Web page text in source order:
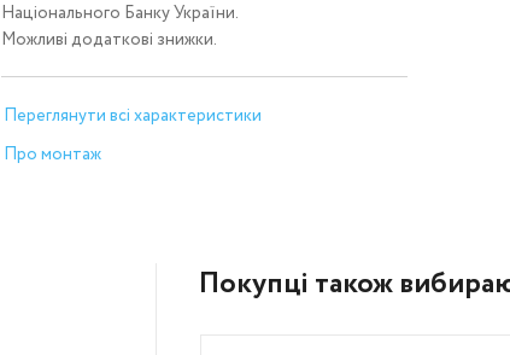
Національного Банку України.
Можливі додаткові знижки.
Переглянути всі характеристики
Про монтаж
Покупці також